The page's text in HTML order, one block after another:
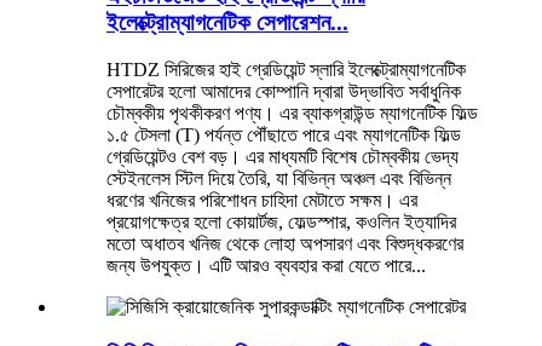
ইলেক্ট্রোম্যাগনেটিক সেপারেশন...
HTDZ সিরিজের হাই গ্রেডিয়েন্ট স্লারি ইলেক্ট্রোম্যাগনেটিক
সেপারেটর হলো আমাদের কোম্পানি দ্বারা উদ্ভাবিত সর্বাধুনিক
চৌম্বকীয় পৃথকীকরণ পণ্য। এর ব্যাকগ্রাউন্ড ম্যাগনেটিক ফিল্ড
১.৫ টেসলা (T) পর্যন্ত পৌঁছাতে পারে এবং ম্যাগনেটিক ফিল্ড
গ্রেডিয়েন্টও বেশ বড়। এর মাধ্যমটি বিশেষ চৌম্বকীয় ভেদ্য
স্টেইনলেস স্টিল দিয়ে তৈরি, যা বিভিন্ন অঞ্চল এবং বিভিন্ন
ধরণের খনিজের পরিশোধন চাহিদা মেটাতে সক্ষম। এর
প্রয়োগক্ষেত্র হলো কোয়ার্টজ, ফেল্ডস্পার, কওলিন ইত্যাদির
মতো অধাতব খনিজ থেকে লোহা অপসারণ এবং বিশুদ্ধকরণের
জন্য উপযুক্ত। এটি আরও ব্যবহার করা যেতে পারে...